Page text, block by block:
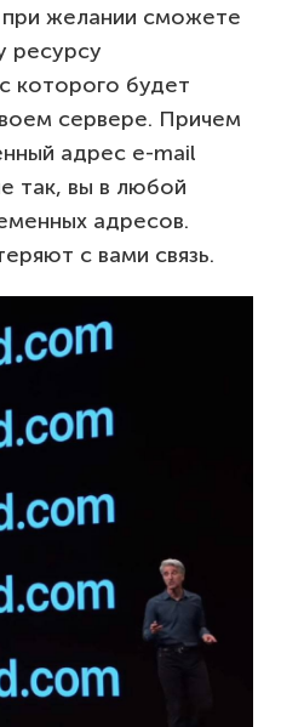
желании сможете
ресурсу
которого будет
сервере. Причем
адрес e-mail
так, вы в любой
адресов.
с вами связь.